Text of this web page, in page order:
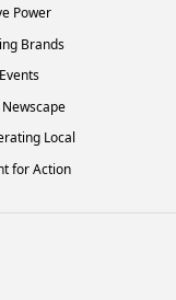
Power
Brands
Local
for Action